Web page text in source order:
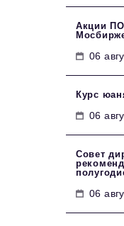
Акции
06
Курс
06
Совет
06